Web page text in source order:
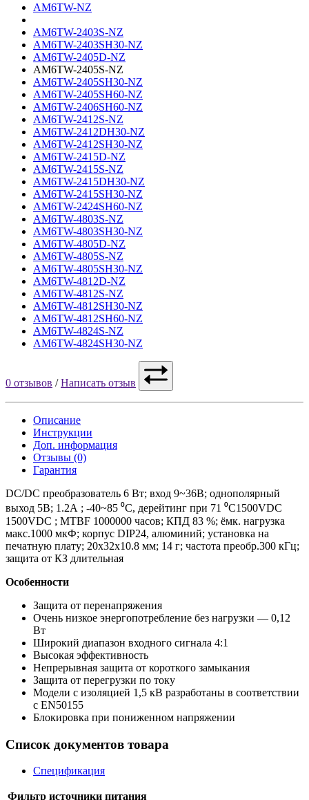
AM6TW-NZ
AM6TW-2403S-NZ
AM6TW-2403SH30-NZ
AM6TW-2405D-NZ
AM6TW-2405S-NZ
AM6TW-2405SH30-NZ
AM6TW-2405SH60-NZ
AM6TW-2406SH60-NZ
AM6TW-2412S-NZ
AM6TW-2412DH30-NZ
AM6TW-2412SH30-NZ
AM6TW-2415D-NZ
AM6TW-2415S-NZ
AM6TW-2415DH30-NZ
AM6TW-2415SH30-NZ
AM6TW-2424SH60-NZ
AM6TW-4803S-NZ
AM6TW-4803SH30-NZ
AM6TW-4805D-NZ
AM6TW-4805S-NZ
AM6TW-4805SH30-NZ
AM6TW-4812D-NZ
AM6TW-4812S-NZ
AM6TW-4812SH30-NZ
AM6TW-4812SH60-NZ
AM6TW-4824S-NZ
AM6TW-4824SH30-NZ
0 отзывов /Написать отзыв
Описание
Инструкции
Доп. информация
Отзывы (0)
Гарантия
DC/DC преобразователь 6 Вт; вход 9~36В; однополярный
выход 5В; 1.2А ; -40~85 ⁰C, дерейтинг при 71 ⁰C1500VDC
1500VDC ; MTBF 1000000 часов; КПД 83 %; ёмк. нагрузка
макс.1000 мкФ; корпус DIP24, алюминий; установка на
печатную плату; 20x32x10.8 мм; 14 г; частота преобр.300 кГц;
защита от КЗ длительная
Особенности
Защита от перенапряжения
Очень низкое энергопотребление без нагрузки — 0,12
Вт
Широкий диапазон входного сигнала 4:1
Высокая эффективность
Непрерывная защита от короткого замыкания
Защита от перегрузки по току
Модели с изоляцией 1,5 кВ разработаны в соответствии
с EN50155
Блокировка при пониженном напряжении
Список документов товара
Спецификация
Фильтр источники питания